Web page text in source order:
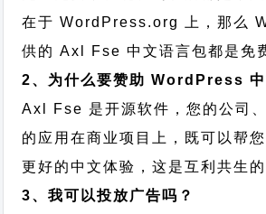
在于 WordPress.org 上，那么
供的 Axl Fse 中文语言包都是免
2、为什么要赞助 WordPress 中
Axl Fse 是开源软件，您的公司
的应用在商业项目上，既可以帮
更好的中文体验，这是互利共生的
3、我可以投放广告吗？